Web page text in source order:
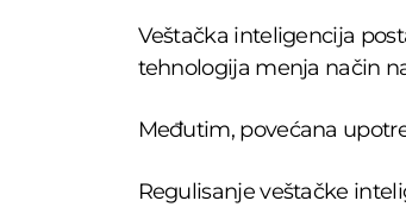
Veštačka inteligencija
tehnologija menja način
Međutim, povećana
Regulisanje veštačke